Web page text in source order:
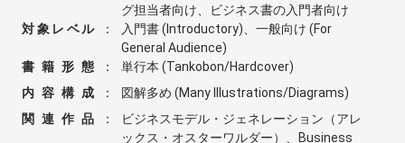
グ担当者向け、ビジネス書の入門者向け
対象レベル
：
入門書 (Introductory)、一般向け (For
General Audience)
書籍形態
：
単行本 (Tankobon/Hardcover)
内容構成
：
図解多め (Many Illustrations/Diagrams)
関連作品
：
ビジネスモデル・ジェネレーション（アレ
ックス・オスターワルダー）、Business